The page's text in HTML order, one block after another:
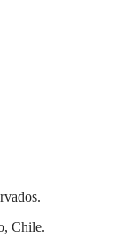
Chile.